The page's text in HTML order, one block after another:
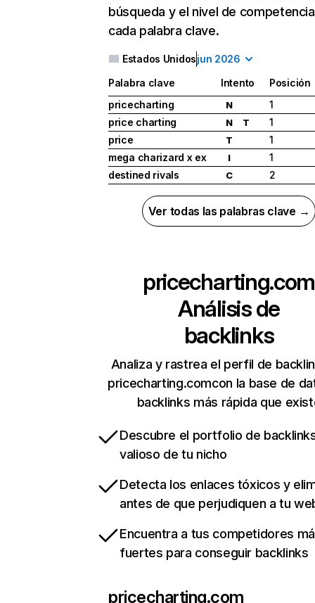
búsqueda y el nivel de
cada palabra clave.
Estados Unidosjun 2026
Palabra clave Intento
Posición
pricecharting
N
1
price charting
N T
1
price
T
1
mega charizard x ex
I
1
destined rivals
C 2
Ver todas las palabras clave →
pricecharting.com
Análisis de
backlinks
Analiza y rastrea el perfil de
pricecharting.comcon la base de
backlinks más rápida que
Descubre el portfolio de
valioso de tu nicho
Detecta los enlaces tóxicos y
antes de que perjudiquen a tu
Encuentra a tus competidores
fuertes para conseguir backlinks
pricecharting.com